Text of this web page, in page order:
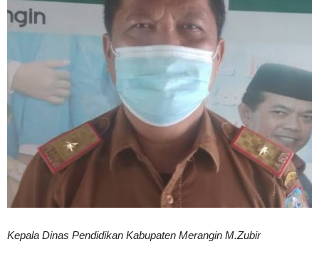
Kepala Dinas Pendidikan Kabupaten Merangin M.Zubir